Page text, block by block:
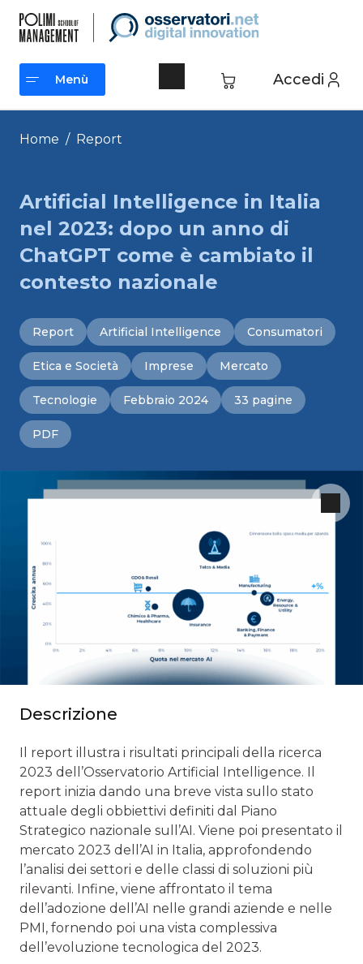
contenuto
Accedi
Menù
Menù
Home / Report
Artificial Intelligence in Italia
nel 2023: dopo un anno di
ChatGPT come è cambiato il
contesto nazionale
Report Artificial Intelligence Consumatori
Etica e Società Imprese Mercato
Tecnologie Febbraio 2024 33 pagine
PDF
Descrizione
Il report illustra i risultati principali della ricerca
2023 dell’Osservatorio Artificial Intelligence. Il
report inizia dando una breve vista sullo stato
attuale degli obbiettivi definiti dal Piano
Strategico nazionale sull’AI. Viene poi presentato il
mercato 2023 dell’AI in Italia, approfondendo
l’analisi dei settori e delle classi di soluzioni più
rilevanti. Infine, viene affrontato il tema
dell’adozione dell’AI nelle grandi aziende e nelle
PMI, fornendo poi una vista complessiva
dell’evoluzione tecnologica del 2023.